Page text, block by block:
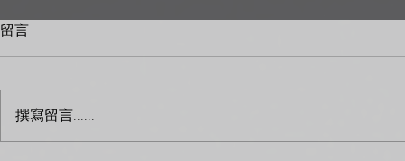
留言
撰寫留言......